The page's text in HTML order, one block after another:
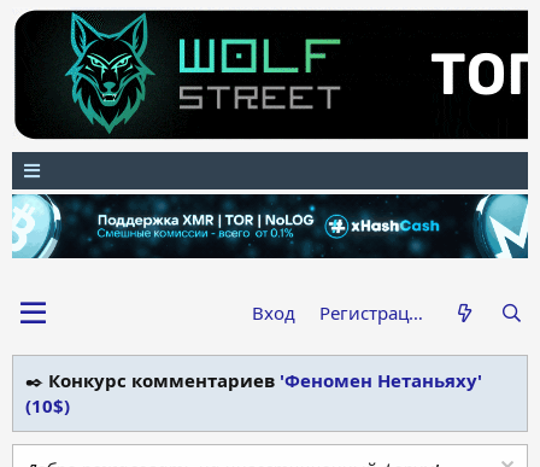
Вход Регистрация
✒️ Конкурс комментариев 'Феномен Нетаньяху'
(10$)